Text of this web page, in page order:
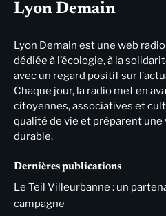
Lyon Demain
Lyon Demain est une web
dédiée à l’écologie, à la
avec un regard positif sur
Chaque jour, la radio met en
citoyennes, associatives et
qualité de vie et préparent
durable.
Dernières publications
Le Teil Villeurbanne : un
campagne